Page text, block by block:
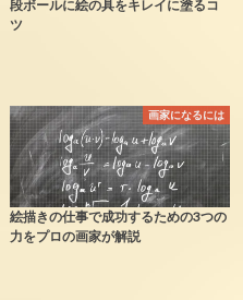
段ボールに絵の具をキレイに塗るコ
ツ
画家になるには
絵描きの仕事で成功するための3つの
力をプロの画家が解説